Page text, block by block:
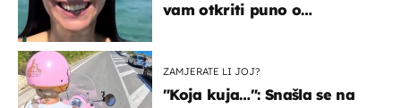
vam otkriti puno o
ZAMJERATE LI JOJ?
"Koja kuja…": Snašla se na